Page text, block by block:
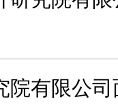
院有限公